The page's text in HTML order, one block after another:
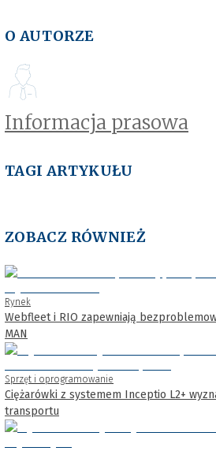
O AUTORZE
Informacja prasowa
TAGI ARTYKUŁU
ZOBACZ RÓWNIEŻ
Rynek
Webfleet i RIO zapewniają
MAN
Sprzęt i oprogramowanie
Ciężarówki z systemem Inceptio L2+
transportu